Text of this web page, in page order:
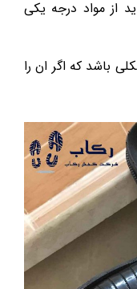
از مواد درجه یکی
باشد که اگر ان را